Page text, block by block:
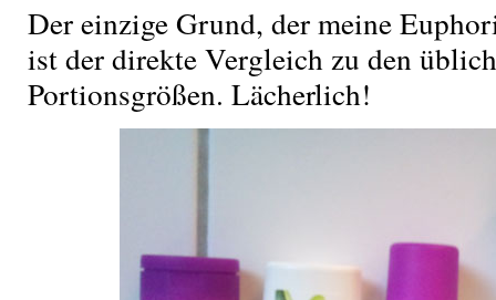
Der einzige Grund, der meine
ist der direkte Vergleich zu den
Portionsgrößen. Lächerlich!